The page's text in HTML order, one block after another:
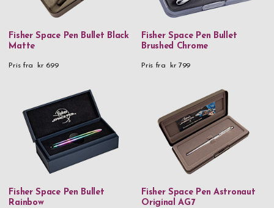
Fisher Space Pen Bullet Black
Matte
Pris fra kr 699
Fisher Space Pen Bullet
Brushed Chrome
Pris fra kr 799
Fisher Space Pen Bullet
Rainbow
Fisher Space Pen Astronaut
Original AG7